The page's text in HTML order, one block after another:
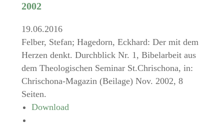
2002
19.06.2016
Felber, Stefan; Hagedorn, Eckhard: Der mit dem
Herzen denkt. Durchblick Nr. 1, Bibelarbeit aus
dem Theologischen Seminar St.Chrischona, in:
Chrischona-Magazin (Beilage) Nov. 2002, 8
Seiten.
Download